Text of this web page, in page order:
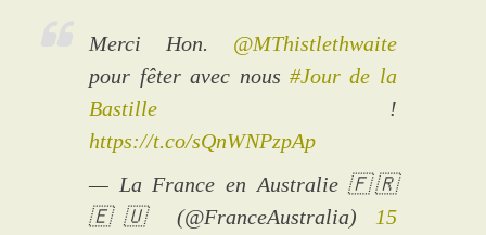
Merci Hon. @MThistlethwaite
pour fêter avec nous #Jour de la
Bastille !
https://t.co/sQnWNPzpAp
— La France en Australie 🇫🇷
🇪🇺 (@FranceAustralia) 15